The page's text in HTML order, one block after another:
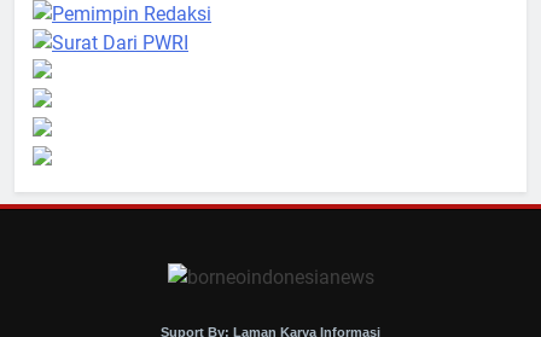
Suport By: Laman Karya Informasi